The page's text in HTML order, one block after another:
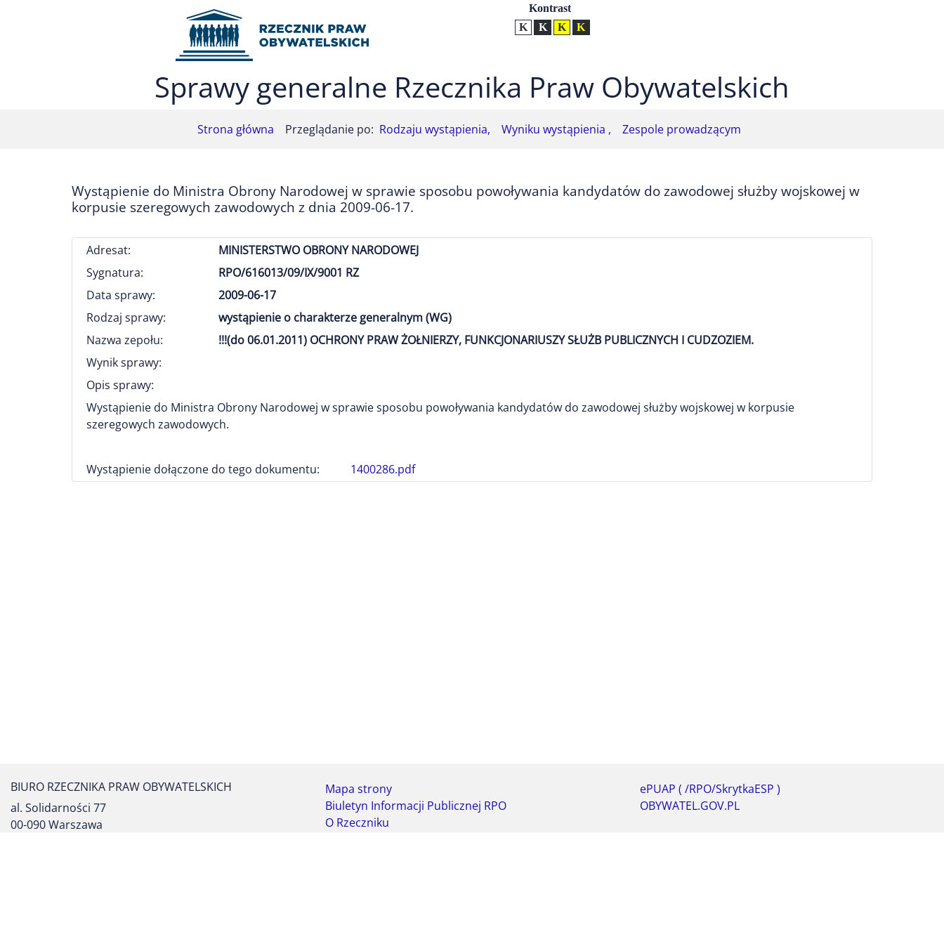
Przejdź do menu głównego (nacisnij Enter)
Przejdź do mapy serwisu (nacisnij Enter) UstawieniaKontrast
Kontrast normalny
Kontrast biały tekst na czarnym
Kontrast czarny tekst na żółtym
Sprawy generalne Rzecznika Praw Obywatelskich
Strona główna Przeglądanie po: Rodzaju wystąpienia, Wyniku wystąpienia , Zespole prowadzącym
Wystąpienie do Ministra Obrony Narodowej w sprawie sposobu powoływania kandydatów do zawodowej służby wojskowej w
korpusie szeregowych zawodowych z dnia 2009-06-17.
Adresat:
MINISTERSTWO OBRONY NARODOWEJ
Sygnatura:
RPO/616013/09/IX/9001 RZ
Data sprawy:
2009-06-17
Rodzaj sprawy:
wystąpienie o charakterze generalnym (WG)
Nazwa zepołu:
!!!(do 06.01.2011) OCHRONY PRAW ŻOŁNIERZY, FUNKCJONARIUSZY SŁUŻB PUBLICZNYCH I CUDZOZIEM.
Wynik sprawy:
Opis sprawy:
Wystąpienie do Ministra Obrony Narodowej w sprawie sposobu powoływania kandydatów do zawodowej służby wojskowej w korpusie
szeregowych zawodowych.
Wystąpienie dołączone do tego dokumentu: 1400286.pdf
BIURO RZECZNIKA PRAW OBYWATELSKICH
al. Solidarności 77
00-090 Warszawa
Mapa strony
Biuletyn Informacji Publicznej RPO
O Rzeczniku
ePUAP ( /RPO/SkrytkaESP )
OBYWATEL.GOV.PL